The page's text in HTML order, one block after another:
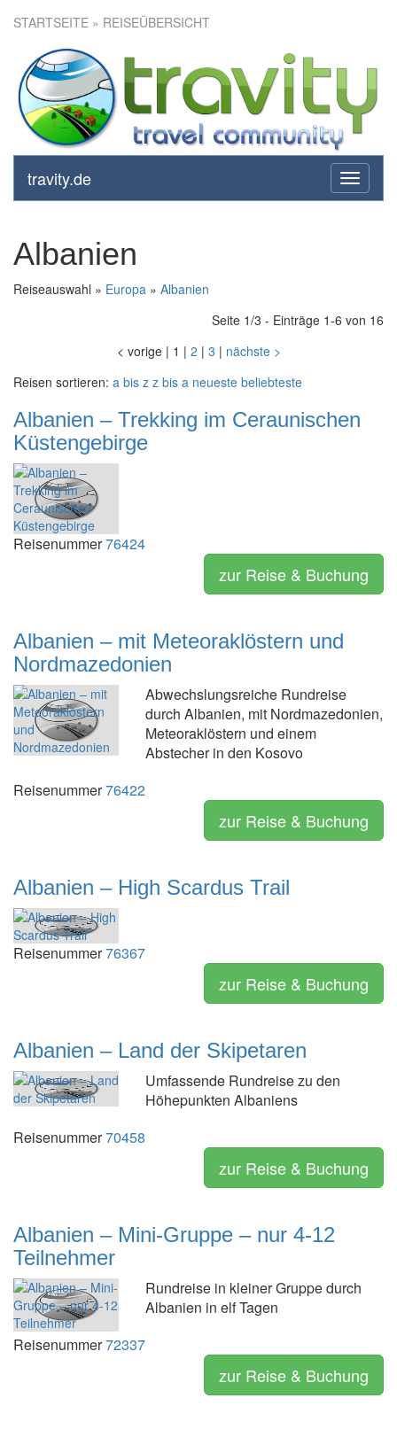
STARTSEITE » REISEÜBERSICHT
toggle
travity.de
Albanien
Reiseauswahl » Europa » Albanien
Seite 1/3 - Einträge 1-6 von 16
< vorige | 1 | 2 | 3 | nächste >
Reisen sortieren: a bis z z bis a neueste beliebteste
Albanien – Trekking im Ceraunischen
Küstengebirge
Reisenummer76424
zur Reise & Buchung
Albanien – mit Meteoraklöstern und
Nordmazedonien
Abwechslungsreiche Rundreise
durch Albanien, mit Nordmazedonien,
Meteoraklöstern und einem
Abstecher in den Kosovo
Reisenummer76422
zur Reise & Buchung
Albanien – High Scardus Trail
Reisenummer76367
zur Reise & Buchung
Albanien – Land der Skipetaren
Umfassende Rundreise zu den
Höhepunkten Albaniens
Reisenummer70458
zur Reise & Buchung
Albanien – Mini-Gruppe – nur 4-12
Teilnehmer
Rundreise in kleiner Gruppe durch
Albanien in elf Tagen
Reisenummer72337
zur Reise & Buchung